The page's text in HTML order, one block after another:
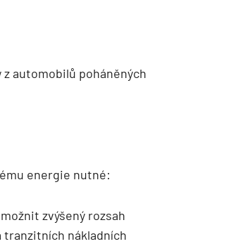
automobilů poháněných
energie nutné:
zvýšený rozsah
tranzitních nákladních